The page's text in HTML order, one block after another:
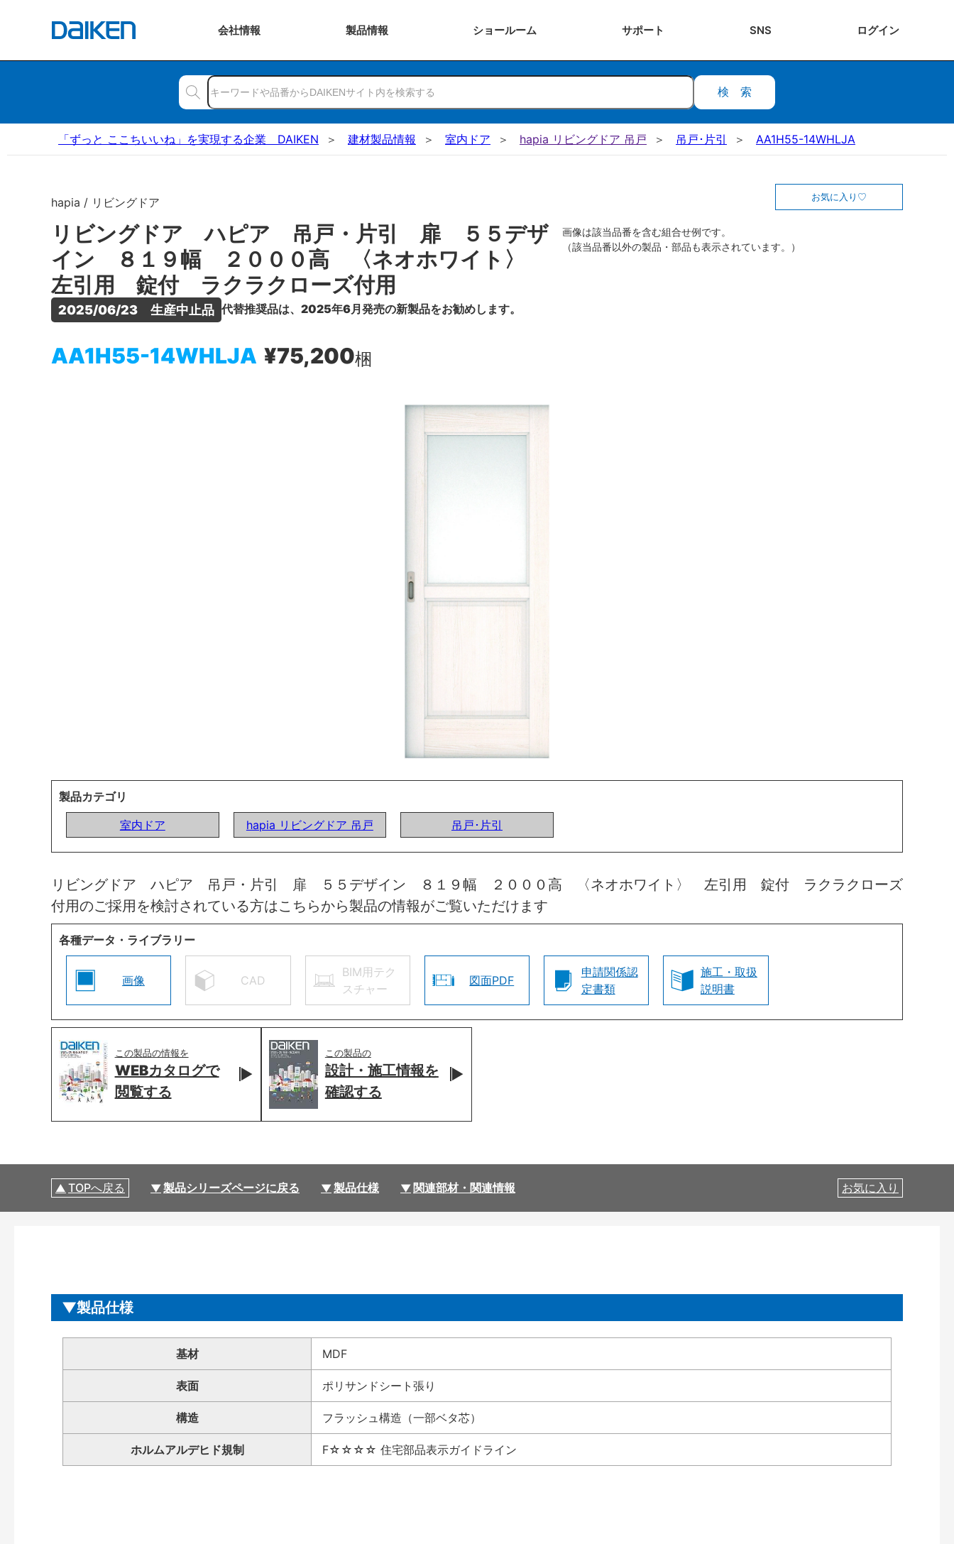
会社情報 製品情報 ショールーム サポート SNS ログイン
検索
「ずっと ここちいいね」を実現する企業 DAIKEN 建材製品情報 室内ドア hapia リビングドア 吊戸 吊戸･片引 AA1H55-14WHLJA
hapia / リビングドア
リビングドア ハピア 吊戸・片引 扉 ５５デザ
イン ８１９幅 ２０００高 〈ネオホワイト〉
左引用 錠付 ラクラクローズ付用
2025/06/23　生産中止品 代替推奨品は、2025年6月発売の新製品をお勧めします。
AA1H55-14WHLJA ¥75,200梱
お気に入り
画像は該当品番を含む組合せ例です。
（該当品番以外の製品・部品も表示されています。）
製品カテゴリ
室内ドア
hapia リビングドア 吊戸 吊戸･片引
リビングドア ハピア 吊戸・片引 扉 ５５デザイン ８１９幅 ２０００高 〈ネオホワイト〉 左引用 錠付 ラクラクローズ
付用のご採用を検討されている方はこちらから製品の情報がご覧いただけます
各種データ・ライブラリー
画像 CAD
BIM用テク
スチャー
図面PDF
申請関係認
定書類
施工・取扱
説明書
この製品の情報を
WEBカタログで
閲覧する
この製品の
設計・施工情報を
確認する
TOPへ戻る 製品シリーズページに戻る 製品仕様 関連部材・関連情報 お気に入り
製品仕様
基材 MDF
表面 ポリサンドシート張り
構造 フラッシュ構造（一部ベタ芯）
ホルムアルデヒド規制 F☆☆☆☆ 住宅部品表示ガイドライン